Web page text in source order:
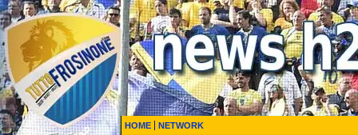
HOME NETWORK